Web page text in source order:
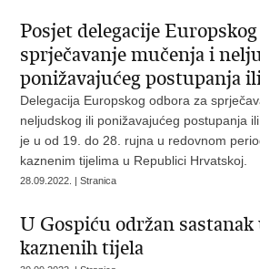
Posjet delegacije
sprječavanje mučenja i
ponižavajućeg postupanja
Delegacija Europskog odbora za
neljudskog ili ponižavajućeg postupanja
je u od 19. do 28. rujna u redovnom
kaznenim tijelima u Republici Hrvatskoj.
28.09.2022. | Stranica
U Gospiću održan
kaznenih tijela